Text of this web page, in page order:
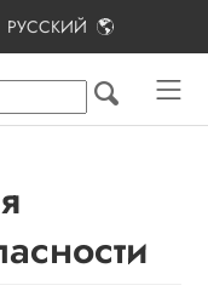
РУССКИЙ
Оглавление